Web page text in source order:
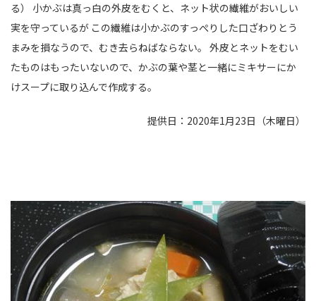
る） 小かぶは真っ白の外皮をむくと、ネット状の繊維がおいしい
実を守っているが この繊維は小かぶのすっぺりした口ざわりとう
まみを損なうので、むき去らねばならない。 外皮とネットをむい
たものはもったいないので、かぶの葉や茎と一緒にミキサーにか
けスープに取り込んで作成する。
提供日：2020年1月23日（木曜日）